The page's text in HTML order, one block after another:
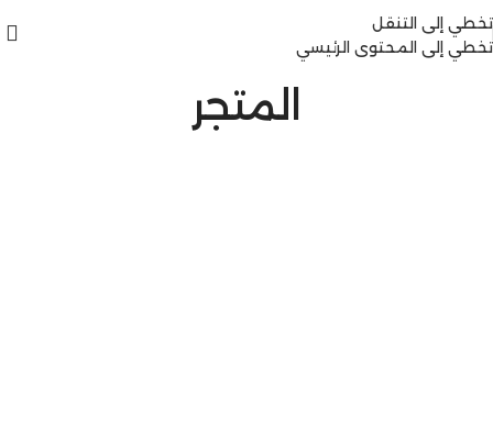
تخطي إلى التنقل
تخطي إلى المحتوى الرئيسي
المتجر